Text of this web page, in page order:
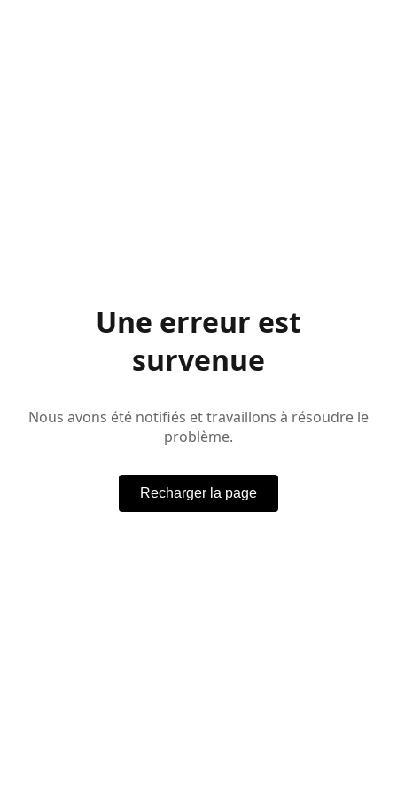
Une erreur est
survenue
Nous avons été notifiés et travaillons à résoudre le
problème.
Recharger la page